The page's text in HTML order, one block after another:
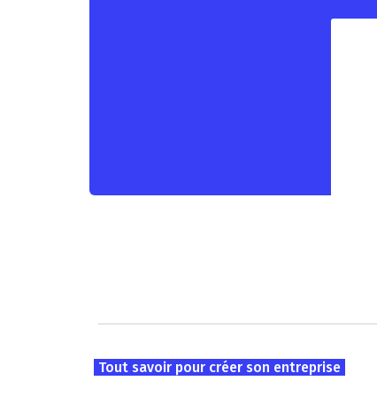
Tout savoir pour créer son entreprise